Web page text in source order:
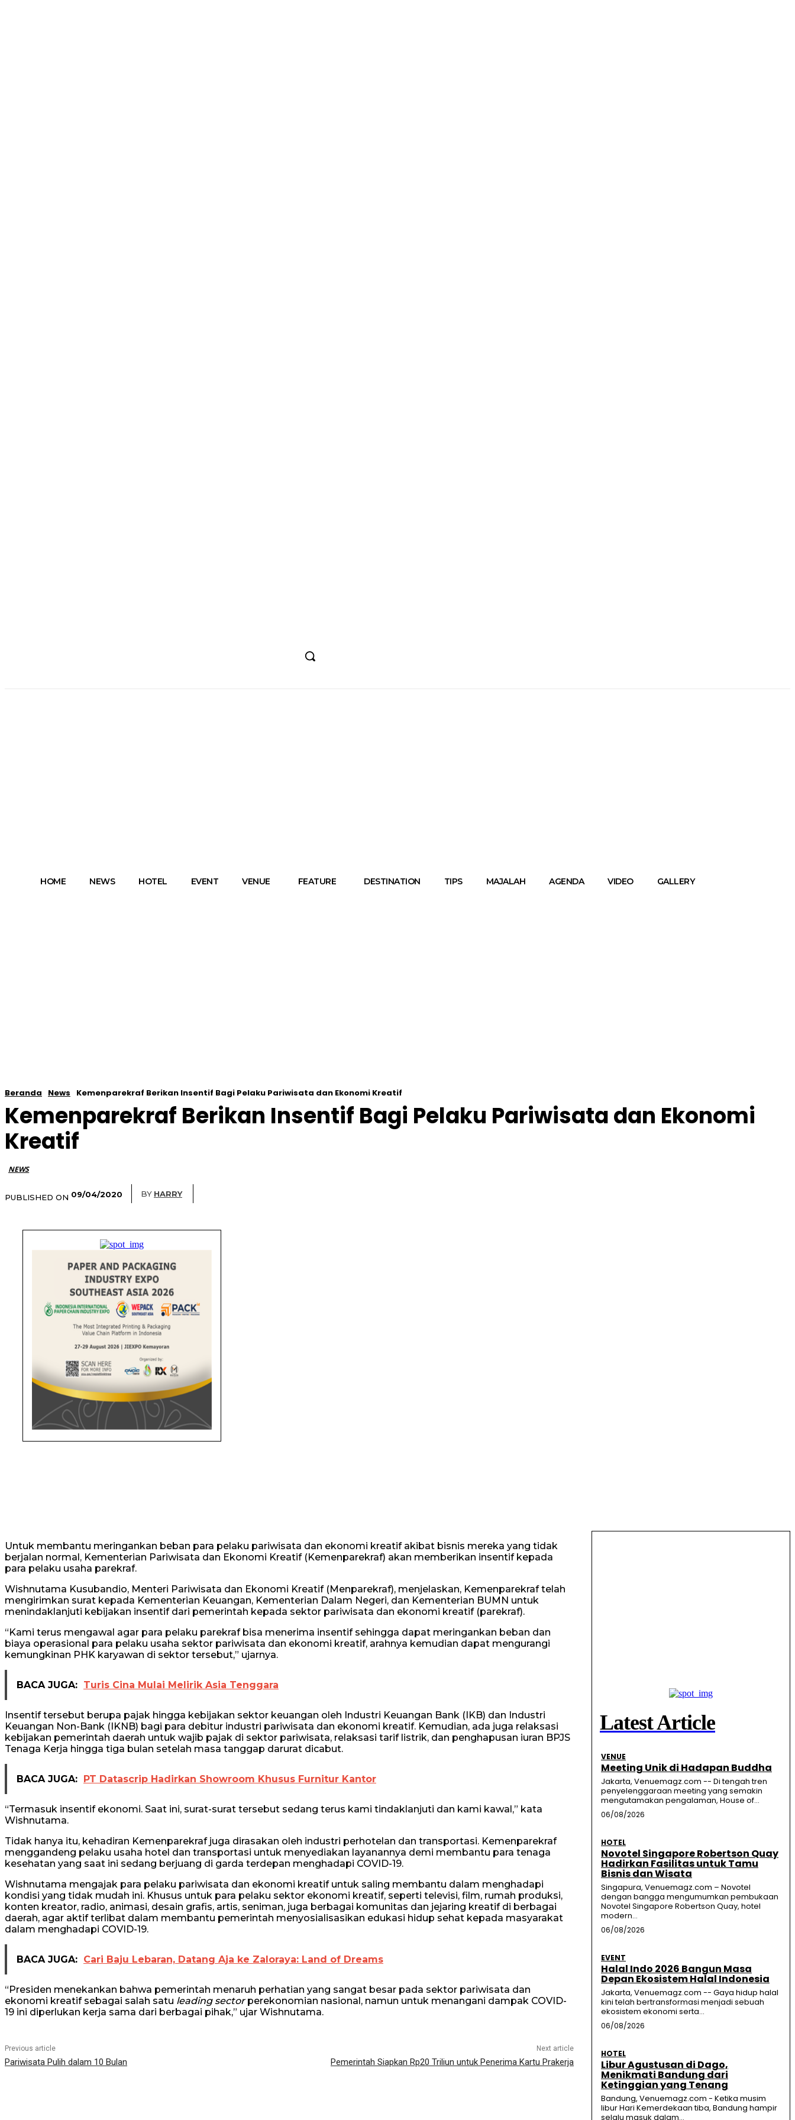
HOME NEWS HOTEL EVENT VENUE FEATURE DESTINATION TIPS MAJALAH AGENDA VIDEO GALLERY
Beranda News Kemenparekraf Berikan Insentif Bagi Pelaku Pariwisata dan Ekonomi Kreatif
Kemenparekraf Berikan Insentif Bagi Pelaku Pariwisata dan Ekonomi
Kreatif
NEWS
PUBLISHED ON 09/04/2020 BY HARRY
Untuk membantu meringankan beban para pelaku pariwisata dan ekonomi kreatif akibat bisnis mereka yang tidak
berjalan normal, Kementerian Pariwisata dan Ekonomi Kreatif (Kemenparekraf) akan memberikan insentif kepada
para pelaku usaha parekraf.
Wishnutama Kusubandio, Menteri Pariwisata dan Ekonomi Kreatif (Menparekraf), menjelaskan, Kemenparekraf telah
mengirimkan surat kepada Kementerian Keuangan, Kementerian Dalam Negeri, dan Kementerian BUMN untuk
menindaklanjuti kebijakan insentif dari pemerintah kepada sektor pariwisata dan ekonomi kreatif (parekraf).
“Kami terus mengawal agar para pelaku parekraf bisa menerima insentif sehingga dapat meringankan beban dan
biaya operasional para pelaku usaha sektor pariwisata dan ekonomi kreatif, arahnya kemudian dapat mengurangi
kemungkinan PHK karyawan di sektor tersebut,” ujarnya.
BACA JUGA: Turis Cina Mulai Melirik Asia Tenggara
Insentif tersebut berupa pajak hingga kebijakan sektor keuangan oleh Industri Keuangan Bank (IKB) dan Industri
Keuangan Non-Bank (IKNB) bagi para debitur industri pariwisata dan ekonomi kreatif. Kemudian, ada juga relaksasi
kebijakan pemerintah daerah untuk wajib pajak di sektor pariwisata, relaksasi tarif listrik, dan penghapusan iuran BPJS
Tenaga Kerja hingga tiga bulan setelah masa tanggap darurat dicabut.
BACA JUGA: PT Datascrip Hadirkan Showroom Khusus Furnitur Kantor
“Termasuk insentif ekonomi. Saat ini, surat-surat tersebut sedang terus kami tindaklanjuti dan kami kawal,” kata
Wishnutama.
Tidak hanya itu, kehadiran Kemenparekraf juga dirasakan oleh industri perhotelan dan transportasi. Kemenparekraf
menggandeng pelaku usaha hotel dan transportasi untuk menyediakan layanannya demi membantu para tenaga
kesehatan yang saat ini sedang berjuang di garda terdepan menghadapi COVID-19.
Wishnutama mengajak para pelaku pariwisata dan ekonomi kreatif untuk saling membantu dalam menghadapi
kondisi yang tidak mudah ini. Khusus untuk para pelaku sektor ekonomi kreatif, seperti televisi, film, rumah produksi,
konten kreator, radio, animasi, desain grafis, artis, seniman, juga berbagai komunitas dan jejaring kreatif di berbagai
daerah, agar aktif terlibat dalam membantu pemerintah menyosialisasikan edukasi hidup sehat kepada masyarakat
dalam menghadapi COVID-19.
BACA JUGA: Cari Baju Lebaran, Datang Aja ke Zaloraya: Land of Dreams
“Presiden menekankan bahwa pemerintah menaruh perhatian yang sangat besar pada sektor pariwisata dan
ekonomi kreatif sebagai salah satu leading sectorperekonomian nasional, namun untuk menangani dampak COVID-
19 ini diperlukan kerja sama dari berbagai pihak,” ujar Wishnutama.
Previous article
Pariwisata Pulih dalam 10 Bulan
Next article
Pemerintah Siapkan Rp20 Triliun untuk Penerima Kartu Prakerja
Latest Article
VENUE
Meeting Unik di Hadapan Buddha
Jakarta, Venuemagz.com -- Di tengah tren
penyelenggaraan meeting yang semakin
mengutamakan pengalaman, House of...
06/08/2026
HOTEL
Novotel Singapore Robertson Quay
Hadirkan Fasilitas untuk Tamu
Bisnis dan Wisata
Singapura, Venuemagz.com – Novotel
dengan bangga mengumumkan pembukaan
Novotel Singapore Robertson Quay, hotel
modern...
06/08/2026
EVENT
Halal Indo 2026 Bangun Masa
Depan Ekosistem Halal Indonesia
Jakarta, Venuemagz.com -- Gaya hidup halal
kini telah bertransformasi menjadi sebuah
ekosistem ekonomi serta...
06/08/2026
HOTEL
Libur Agustusan di Dago,
Menikmati Bandung dari
Ketinggian yang Tenang
Bandung, Venuemagz.com - Ketika musim
libur Hari Kemerdekaan tiba, Bandung hampir
selalu masuk dalam...